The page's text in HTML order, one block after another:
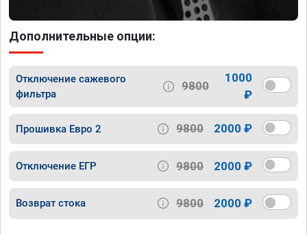
Дополнительные опции:
Отключение сажевого
фильтра
9800
1000
₽
Прошивка Евро 2 9800 2000 ₽
Отключение ЕГР 9800 2000 ₽
Возврат стока 9800 2000 ₽